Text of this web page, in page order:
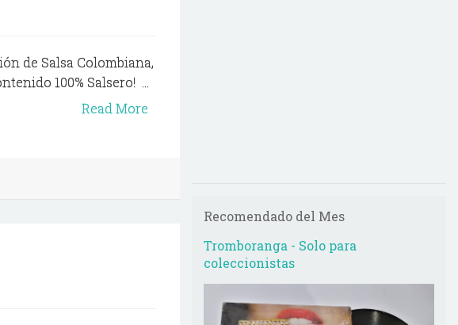
de Salsa Colombiana,
100% Salsero! ...
Read More
Recomendado del Mes
Tromboranga - Solo para
coleccionistas